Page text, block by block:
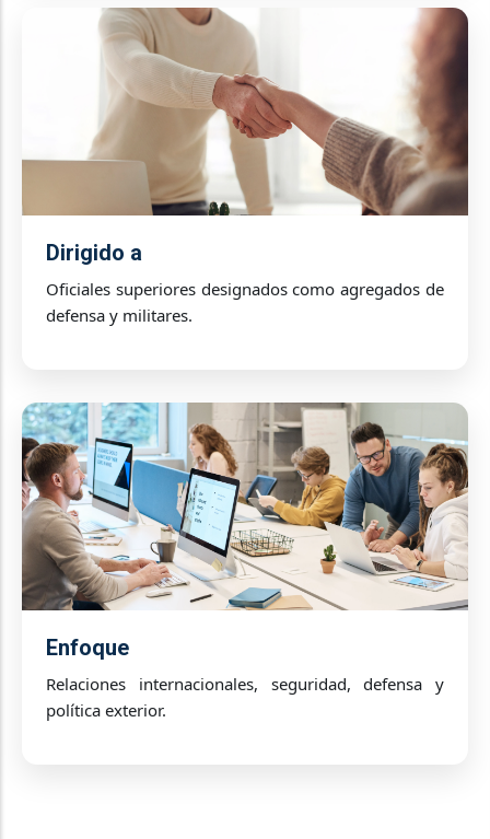
Dirigido a
Oficiales superiores designados como agregados de
defensa y militares.
Enfoque
Relaciones internacionales, seguridad, defensa y
política exterior.